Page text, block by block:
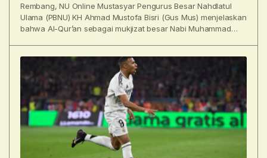
Rembang, NU Online Mustasyar Pengurus Besar Nahdlatul
Ulama (PBNU) KH Ahmad Mustofa Bisri (Gus Mus) menjelaskan
bahwa Al-Qur’an sebagai mukjizat besar Nabi Muhammad